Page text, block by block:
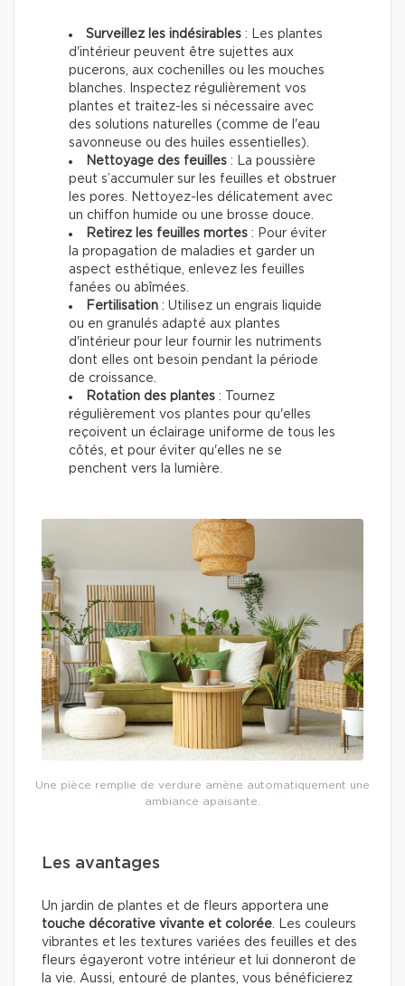
Surveillez les indésirables : Les plantes
d'intérieur peuvent être sujettes aux
pucerons, aux cochenilles ou les mouches
blanches. Inspectez régulièrement vos
plantes et traitez-les si nécessaire avec
des solutions naturelles (comme de l'eau
savonneuse ou des huiles essentielles).
Nettoyage des feuilles : La poussière
peut s’accumuler sur les feuilles et obstruer
les pores. Nettoyez-les délicatement avec
un chiffon humide ou une brosse douce.
Retirez les feuilles mortes : Pour éviter
la propagation de maladies et garder un
aspect esthétique, enlevez les feuilles
fanées ou abîmées.
Fertilisation : Utilisez un engrais liquide
ou en granulés adapté aux plantes
d'intérieur pour leur fournir les nutriments
dont elles ont besoin pendant la période
de croissance.
Rotation des plantes : Tournez
régulièrement vos plantes pour qu'elles
reçoivent un éclairage uniforme de tous les
côtés, et pour éviter qu'elles ne se
penchent vers la lumière.
Une pièce remplie de verdure amène automatiquement une
ambiance apaisante.
Les avantages
Un jardin de plantes et de fleurs apportera une
touche décorative vivante et colorée. Les couleurs
vibrantes et les textures variées des feuilles et des
fleurs égayeront votre intérieur et lui donneront de
la vie. Aussi, entouré de plantes, vous bénéficierez